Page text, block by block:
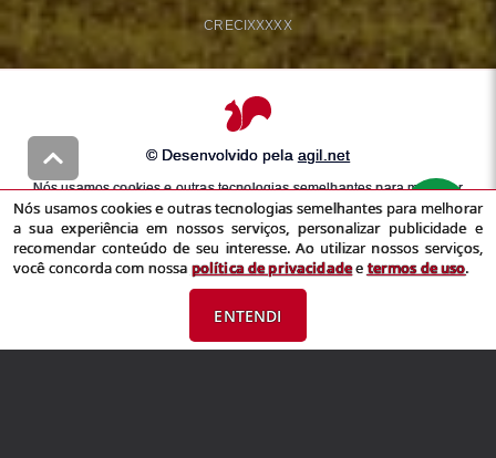
CRECIXXXXX
© Desenvolvido pela agil.net
Nós usamos cookies e outras tecnologias semelhantes para melhorar
a sua experiência em nossos serviços, personalizar publicidade e
recomendar conteúdo de seu interesse. Ao utilizar nossos serviços,
você concorda com nossapolítica de privacidadeetermos de uso
Nós usamos cookies e outras tecnologias semelhantes para melhorar
a sua experiência em nossos serviços, personalizar publicidade e
recomendar conteúdo de seu interesse. Ao utilizar nossos serviços,
você concorda com nossa política de privacidadeetermos de uso.
ENTENDI